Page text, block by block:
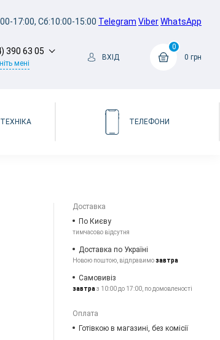
17:00, Сб:10:00-15:00 Telegram ViberWhatsApp
390 63 05
мені
ВХІД
0
0 грн
ТЕЛЕФОНИ
Доставка
По Києву
тимчасово відсутня
Доставка по Україні
Новою поштою, відправимозавтра
Самовивіз
завтраз 10:00 до 17:00, по домовленості
Оплата
Готівкою в магазині, без комісії